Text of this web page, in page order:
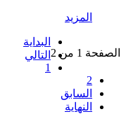
المزيد
الصفحة 1 من 2
البداية
التالي
1
2
السابق
النهاية